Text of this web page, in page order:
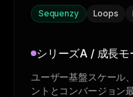
Sequenzy Loops
シリーズA / 成長モ
ユーザー基盤スケール
ントとコンバージョン